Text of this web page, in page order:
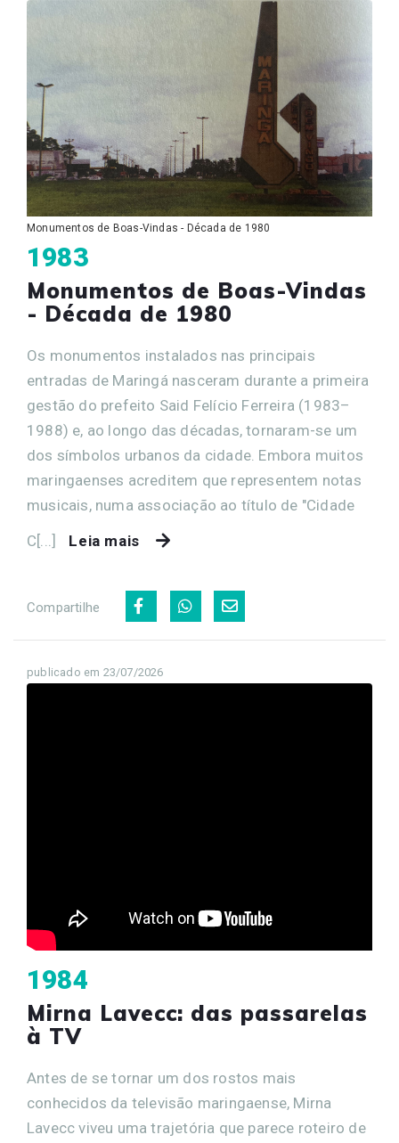
Monumentos de Boas-Vindas - Década de 1980
1983
Monumentos de Boas-Vindas
- Década de 1980
Os monumentos instalados nas principais
entradas de Maringá nasceram durante a primeira
gestão do prefeito Said Felício Ferreira (1983–
1988) e, ao longo das décadas, tornaram-se um
dos símbolos urbanos da cidade. Embora muitos
maringaenses acreditem que representem notas
musicais, numa associação ao título de "Cidade
C[...]
Leia mais
Compartilhe
publicado em 23/07/2026
1984
Mirna Lavecc: das passarelas
à TV
Antes de se tornar um dos rostos mais
conhecidos da televisão maringaense, Mirna
Lavecc viveu uma trajetória que parece roteiro de